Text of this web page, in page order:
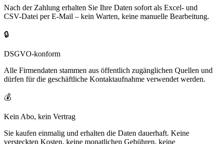
Nach der Zahlung erhalten Sie Ihre Daten sofort als Excel- und
CSV-Datei per E-Mail – kein Warten, keine manuelle Bearbeitung.
🔒
DSGVO-konform
Alle Firmendaten stammen aus öffentlich zugänglichen Quellen und
dürfen für die geschäftliche Kontaktaufnahme verwendet werden.
💰
Kein Abo, kein Vertrag
Sie kaufen einmalig und erhalten die Daten dauerhaft. Keine
versteckten Kosten, keine monatlichen Gebühren, keine